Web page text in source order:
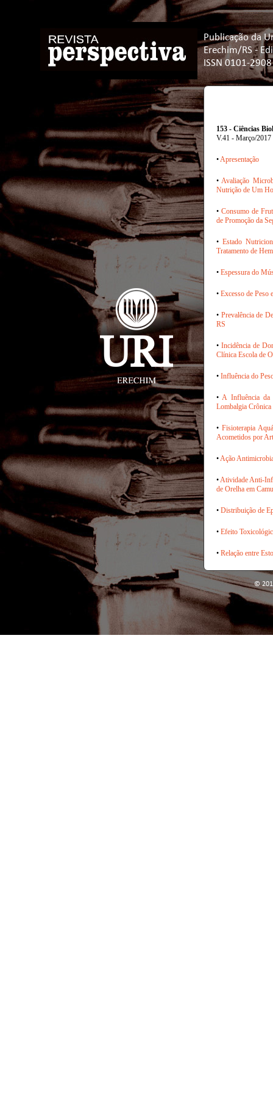
Publicação da
Erechim/RS -
ISSN 0101-2908
153 - Ciências
V.41 - Março/2017
•Apresentação
•Avaliação
Nutrição de Um
• Consumo de
de Promoção da
• Estado
Tratamento de
• Espessura do
• Excesso de Peso
• Prevalência de
RS
• Incidência de
Clínica Escola de
• Influência do
•A Influência da
Lombalgia Crônica
• Fisioterapia
Acometidos por
•Ação
•Atividade Anti-
de Orelha em
• Distribuição de
• Efeito
• Relação entre
©